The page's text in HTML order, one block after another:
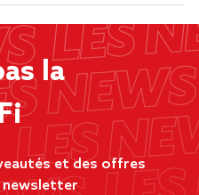
la
et des offres
newsletter